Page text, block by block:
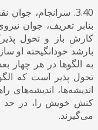
3.40. سرانجام،
بنابر تعریف، جوان
کارش باز و تحول
بارشد خودانگیخته او
به الگوها در هر چهار
تحول پذیر است که
اندیشه‌ها، اندیشه‌های
کنش خویش را، در حد
می‌گیرند.